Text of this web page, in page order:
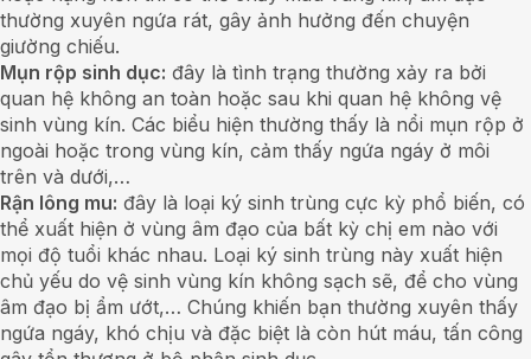
thường xuyên ngứa rát, gây ảnh hưởng đến chuyện
giường chiếu.
Mụn rộp sinh dục: đây là tình trạng thường xảy ra bởi
quan hệ không an toàn hoặc sau khi quan hệ không vệ
sinh vùng kín. Các biểu hiện thường thấy là nổi mụn rộp ở
ngoài hoặc trong vùng kín, cảm thấy ngứa ngáy ở môi
trên và dưới,…
Rận lông mu: đây là loại ký sinh trùng cực kỳ phổ biến, có
thể xuất hiện ở vùng âm đạo của bất kỳ chị em nào với
mọi độ tuổi khác nhau. Loại ký sinh trùng này xuất hiện
chủ yếu do vệ sinh vùng kín không sạch sẽ, để cho vùng
âm đạo bị ẩm ướt,… Chúng khiến bạn thường xuyên thấy
ngứa ngáy, khó chịu và đặc biệt là còn hút máu, tấn công